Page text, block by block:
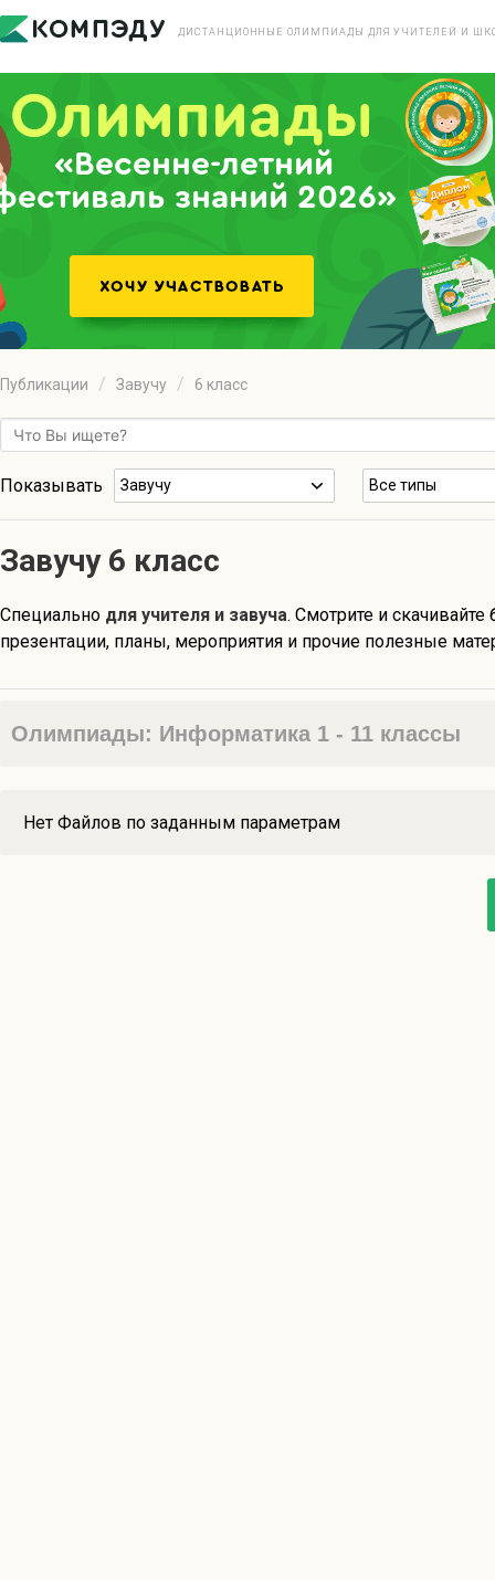
ДИСТАНЦИОННЫЕ ОЛИМПИАДЫ ДЛЯ УЧИТЕЛЕЙ И
«Весенне-летний
знаний 2026»
Публикации Завучу 6 класс
Показывать Завучу Все типы
Завучу 6 класс
Специально для учителя и завуча. Смотрите и скачивайте
презентации, планы, мероприятия и прочие полезные
Олимпиады: Информатика 1 - 11 классы
Нет Файлов по заданным параметрам